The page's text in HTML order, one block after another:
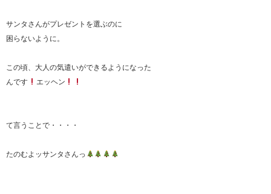
サンタさんがプレゼントを選ぶのに
困らないように。
この頃、大人の気遣いができるようになった
んです
エッヘン
て言うことで・・・・
たのむよッサンタさんっ